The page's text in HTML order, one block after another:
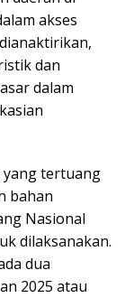
akses
dan
dalam
yang tertuang
bahan
Nasional
dilaksanakan.
dua
2025 atau